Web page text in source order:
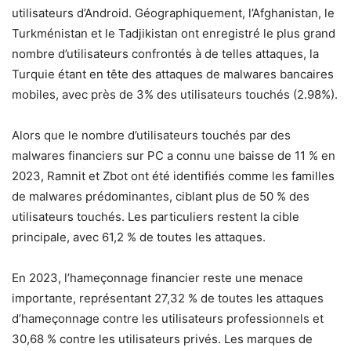
utilisateurs d’Android. Géographiquement, l’Afghanistan, le
Turkménistan et le Tadjikistan ont enregistré le plus grand
nombre d’utilisateurs confrontés à de telles attaques, la
Turquie étant en tête des attaques de malwares bancaires
mobiles, avec près de 3% des utilisateurs touchés (2.98%).
Alors que le nombre d’utilisateurs touchés par des
malwares financiers sur PC a connu une baisse de 11 % en
2023, Ramnit et Zbot ont été identifiés comme les familles
de malwares prédominantes, ciblant plus de 50 % des
utilisateurs touchés. Les particuliers restent la cible
principale, avec 61,2 % de toutes les attaques.
En 2023, l’hameçonnage financier reste une menace
importante, représentant 27,32 % de toutes les attaques
d’hameçonnage contre les utilisateurs professionnels et
30,68 % contre les utilisateurs privés. Les marques de